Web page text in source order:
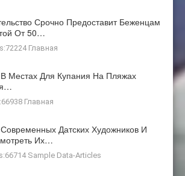
Срочно Предоставит Беженцам
От 50…
Главная
Местах Для Купания На Пляжах
Главная
Датских Художников И
Их…
Sample Data-Articles